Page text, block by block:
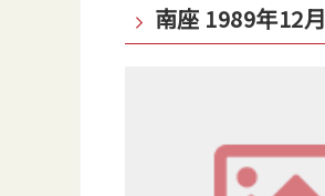
南座 1989年12月